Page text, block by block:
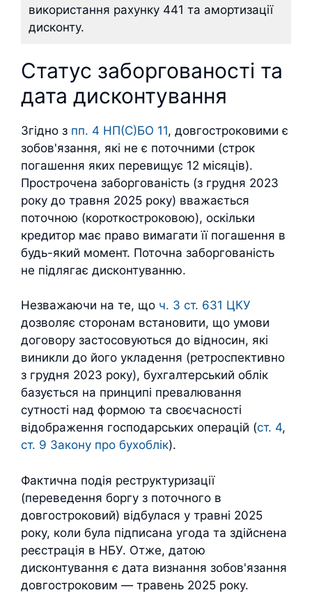
використання рахунку 441 та амортизації
дисконту.
Статус заборгованості та
дата дисконтування
Згідно з пп. 4 НП(С)БО 11, довгостроковими є
зобов'язання, які не є поточними (строк
погашення яких перевищує 12 місяців).
Прострочена заборгованість (з грудня 2023
року до травня 2025 року) вважається
поточною (короткостроковою), оскільки
кредитор має право вимагати її погашення в
будь-який момент. Поточна заборгованість
не підлягає дисконтуванню.
Незважаючи на те, що ч. 3 ст. 631 ЦКУ
дозволяє сторонам встановити, що умови
договору застосовуються до відносин, які
виникли до його укладення (ретроспективно
з грудня 2023 року), бухгалтерський облік
базується на принципі превалювання
сутності над формою та своєчасності
відображення господарських операцій (ст. 4,
ст. 9 Закону про бухоблік).
Фактична подія реструктуризації
(переведення боргу з поточного в
довгостроковий) відбулася у травні 2025
року, коли була підписана угода та здійснена
реєстрація в НБУ. Отже, датою
дисконтування є дата визнання зобов'язання
довгостроковим — травень 2025 року.